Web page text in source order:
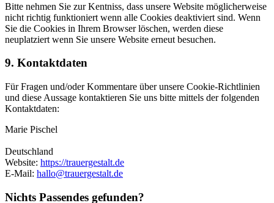
Bitte nehmen Sie zur Kentniss, dass unsere Website möglicherweise
nicht richtig funktioniert wenn alle Cookies deaktiviert sind. Wenn
Sie die Cookies in Ihrem Browser löschen, werden diese
neuplatziert wenn Sie unsere Website erneut besuchen.
9. Kontaktdaten
Für Fragen und/oder Kommentare über unsere Cookie-Richtlinien
und diese Aussage kontaktieren Sie uns bitte mittels der folgenden
Kontaktdaten:
Marie Pischel
Deutschland
Website: https://trauergestalt.de
E-Mail: hallo@trauergestalt.de
Nichts Passendes gefunden?